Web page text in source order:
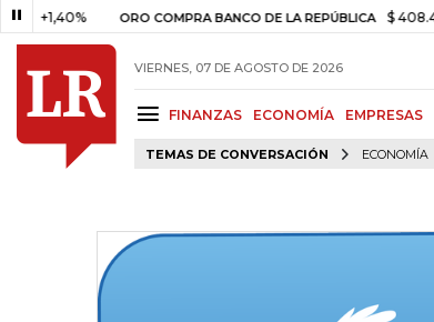
ORO COMPRA BANCO DE LA REPÚBLICA $ 408.498,97
VIERNES, 07 DE AGOSTO DE 2026
FINANZAS ECONOMÍA EMPRESAS
TEMAS DE CONVERSACIÓN ECONOMÍA